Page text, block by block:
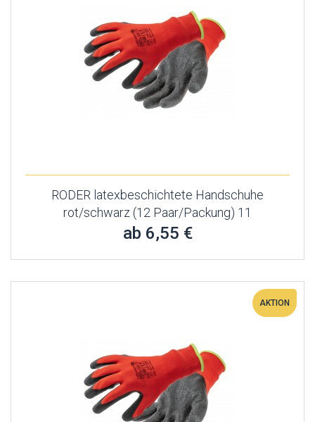
RODER latexbeschichtete Handschuhe
rot/schwarz (12 Paar/Packung) 11
ab 6,55 €
AKTION